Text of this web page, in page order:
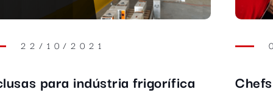
28/09/2023
Mercoagro 2023: participação da